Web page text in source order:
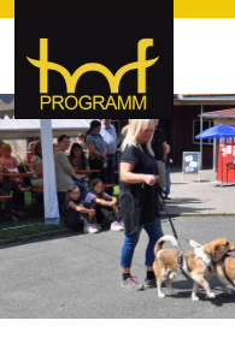
hof-programm
Hochfranken